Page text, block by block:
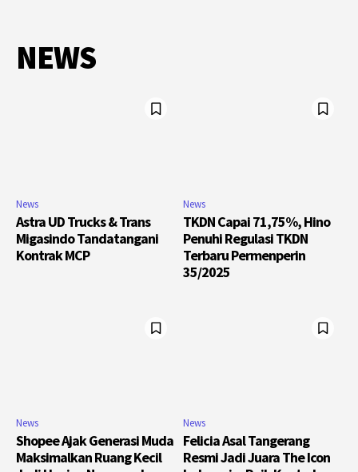
NEWS
News
Astra UD Trucks & Trans
Migasindo Tandatangani
Kontrak MCP
News
TKDN Capai 71,75%, Hino
Penuhi Regulasi TKDN
Terbaru Permenperin
35/2025
News
Shopee Ajak Generasi Muda
Maksimalkan Ruang Kecil
News
Felicia Asal Tangerang
Resmi Jadi Juara The Icon